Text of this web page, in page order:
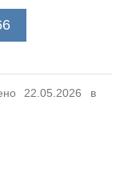
22.05.2026 в